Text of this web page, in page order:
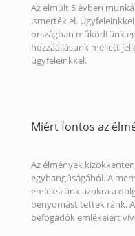
Az elmúlt 5 évben
ismerték el.
országban működtünk
hozzáállásunk mellett
ügyfeleinkkel.
Miért fontos az
Az élmények
egyhangúságából. A
emlékszünk azokra a
benyomást tettek ránk.
befogadók emlékeiért